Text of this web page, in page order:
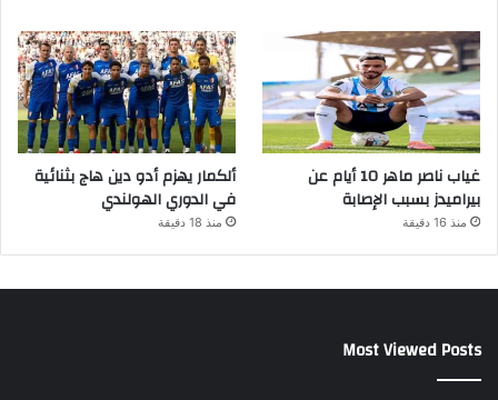
غياب ناصر ماهر 10 أيام عن
بيراميدز بسبب الإصابة
منذ 16 دقيقة
ألكمار يهزم أدو دين هاج بثنائية
في الدوري الهولندي
منذ 18 دقيقة
Most Viewed Posts